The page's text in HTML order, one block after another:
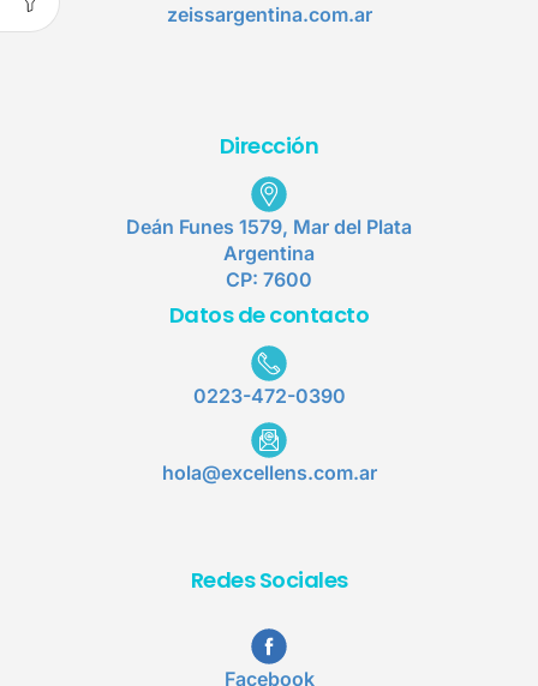
zeissargentina.com.ar
Dirección
Deán Funes 1579, Mar del Plata
Argentina
CP: 7600
Datos de contacto
0223-472-0390
hola@excellens.com.ar
Redes Sociales
Facebook